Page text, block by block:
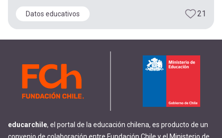
Datos educativos 21
educarchile, el portal de la educación chilena, es producto de un